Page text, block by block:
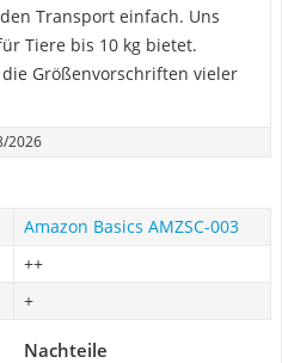
Transport einfach. Uns
Tiere bis 10 kg bietet.
Größenvorschriften vieler
2026
Amazon Basics AMZSC-003
++
+
Nachteile